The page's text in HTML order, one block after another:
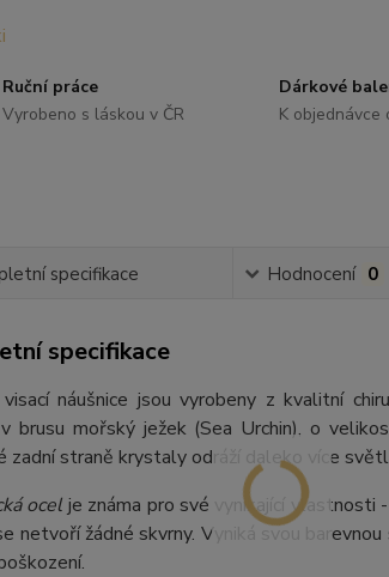
Ruční práce
Vyrobeno s láskou v ČR
Dárkové
K objednávce
specifikace Hodnocení 0
specifikace
náušnice jsou vyrobeny z kvalitní
brusu mořský ježek (Sea Urchin), o
zadní straně krystaly odráží daleko více
ocel je známa pro své vynikající vlastnosti
netvoří žádné skvrny. Vyniká svou